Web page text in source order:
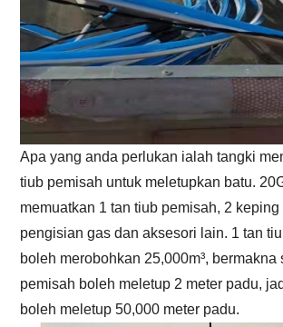
Apa yang anda perlukan ialah tangki
tiub pemisah untuk meletupkan batu.
memuatkan 1 tan tiub pemisah, 2 keping
pengisian gas dan aksesori lain. 1 tan
boleh merobohkan 25,000m³, bermakna
pemisah boleh meletup 2 meter padu,
boleh meletup 50,000 meter padu.